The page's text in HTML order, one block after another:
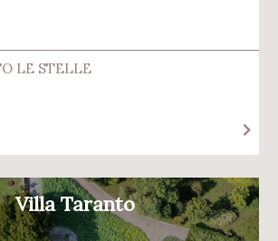
LE STELLE
Villa Taranto